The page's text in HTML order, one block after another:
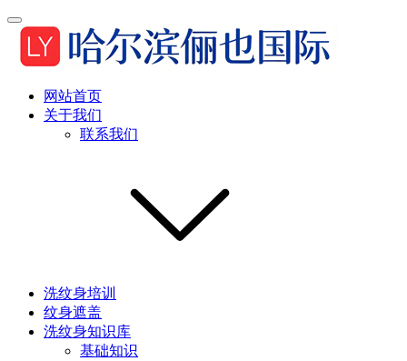
网站首页
关于我们
联系我们
洗纹身培训
纹身遮盖
洗纹身知识库
基础知识